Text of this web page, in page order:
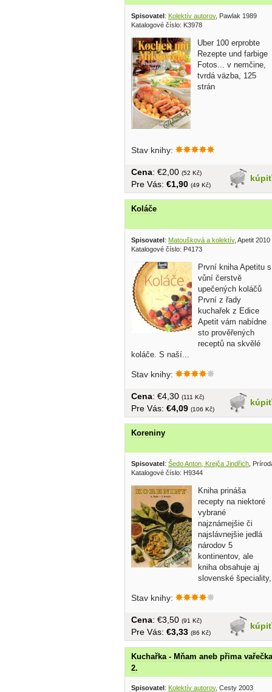
Spisovatel: Kolektív autorov, Pawlak 1989
Katalogové číslo: K3978
Uber 100 erprobte
Rezepte und farbige
Fotos... v nemčine,
tvrdá väzba, 125
strán
Stav knihy:
kúpiť
Cena: €2,00 (52 Kč)
Pre Vás: €1,90 (49 Kč)
Koláče
Spisovatel: Matoušková a kolektív, Apetit 2010
Katalogové číslo: P4173
První kniha Apetitu s
vůní čerstvě
upečených koláčů
První z řady
kuchařek z Edice
Apetit vám nabídne
sto prověřených
receptů na skvělé
koláče. S naší...
Stav knihy:
kúpiť
Cena: €4,30 (111 Kč)
Pre Vás: €4,09 (106 Kč)
Koreniny
Spisovatel : Šedo Anton, Krejča Jindřich ,
Katalogové číslo: H9344
Kniha prináša
recepty na niektoré
vybrané
najznámejšie či
najslávnejšie jedlá
národov 5
kontinentov, ale
kniha obsahuje aj
slovenské špeciality,
Stav knihy:
kúpiť
Cena: €3,50 (91 Kč)
Pre Vás: €3,33 (86 Kč)
Kuchařka - Mňam aneb přima vařečka
2.
Spisovatel: Kolektív autorov, Cesty 2003